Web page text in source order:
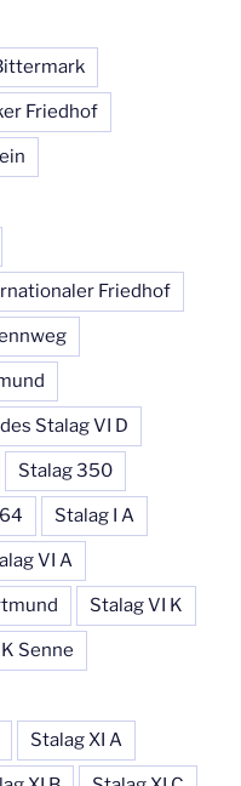
Friedhof
Friedhof
Stalag VI D
Stalag 350
Stalag I A
VI A
Stalag VI K
Senne
Stalag XI A